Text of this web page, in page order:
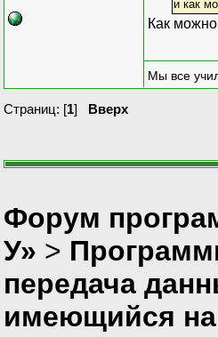
и как
Как
Мы все
Страниц: [1] Вверх
Форум
У» >
передача
имеющийся